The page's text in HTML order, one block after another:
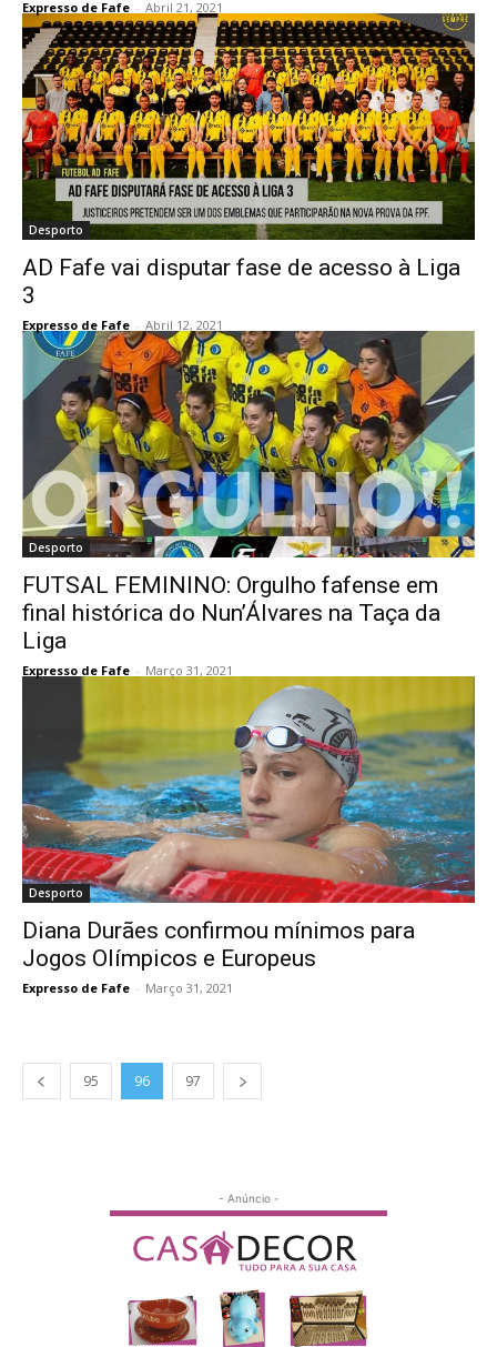
Expresso de Fafe - Abril 21, 2021
Desporto
AD Fafe vai disputar fase de acesso à Liga
3
Expresso de Fafe - Abril 12, 2021
Desporto
FUTSAL FEMININO: Orgulho fafense em
final histórica do Nun’Álvares na Taça da
Liga
Expresso de Fafe - Março 31, 2021
Desporto
Diana Durães confirmou mínimos para
Jogos Olímpicos e Europeus
Expresso de Fafe - Março 31, 2021
95 96 97
- Anúncio -